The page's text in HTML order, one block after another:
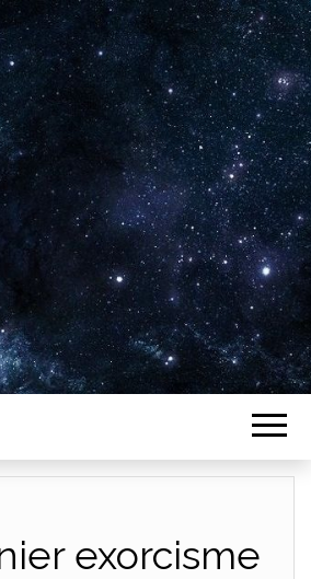
critiques de films
exorcisme